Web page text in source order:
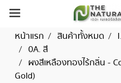
หน้าแรก สินค้าทั้งหมด
0A. สี
ผงสีเหลืองทองไร้กลิ่น -
Gold)